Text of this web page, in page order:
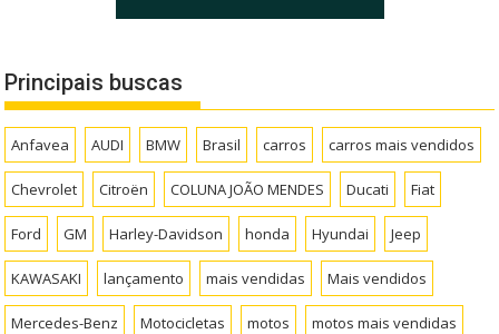
Principais buscas
Anfavea AUDI BMW Brasil carros carros mais vendidos
Chevrolet Citroën COLUNA JOÃO MENDES Ducati Fiat
Ford GM Harley-Davidson honda Hyundai Jeep
KAWASAKI lançamento mais vendidas Mais vendidos
Mercedes-Benz Motocicletas motos motos mais vendidas